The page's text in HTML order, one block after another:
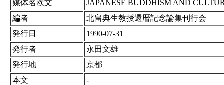
媒体名欧文
JAPANESE BUDDHISM AND
編者
北畠典生教授還暦記念論集刊行会
発行日
1990-07-31
発行者
永田文雄
発行地
京都
本文
-